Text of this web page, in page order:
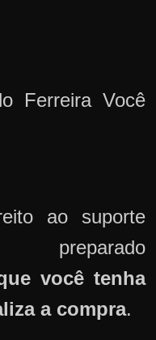
Ferreira Você
ao suporte
você tenha
a compra.